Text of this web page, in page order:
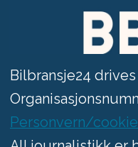
Bilbransje24 drives
Personvern/